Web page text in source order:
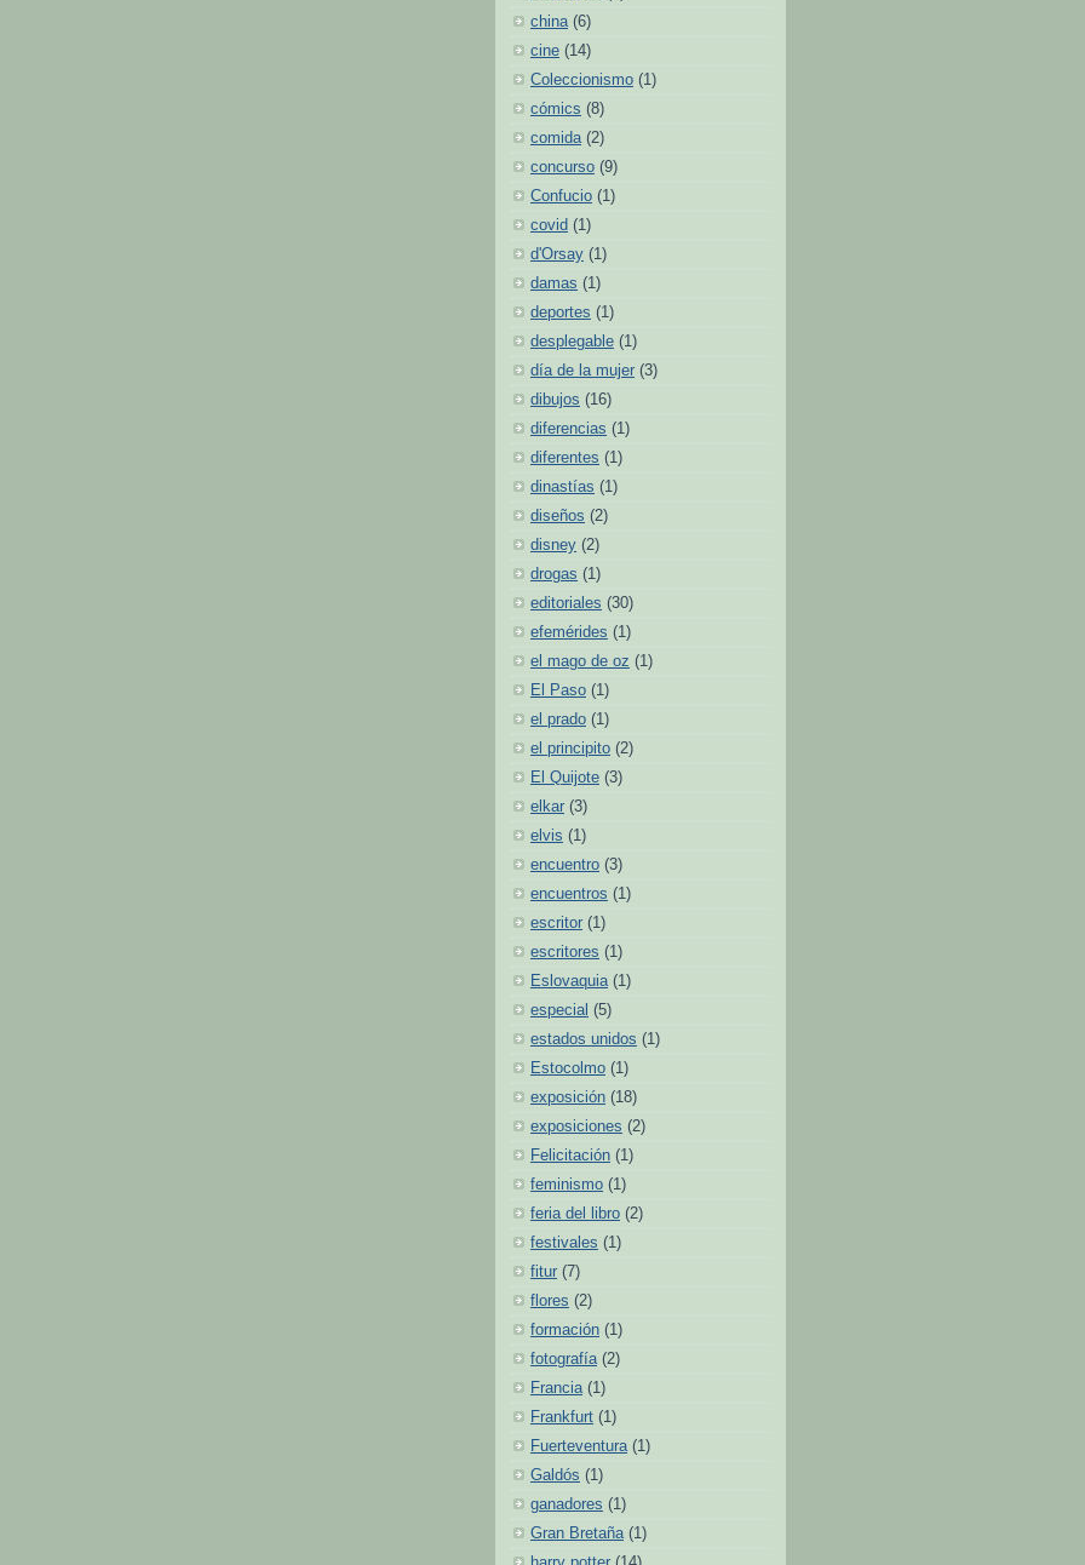
china (6)
cine (14)
Coleccionismo (1)
cómics (8)
comida (2)
concurso (9)
Confucio (1)
covid (1)
d'Orsay (1)
damas (1)
deportes (1)
desplegable (1)
día de la mujer (3)
dibujos (16)
diferencias (1)
diferentes (1)
dinastías (1)
diseños (2)
disney (2)
drogas (1)
editoriales (30)
efemérides (1)
el mago de oz (1)
El Paso (1)
el prado (1)
el principito (2)
El Quijote (3)
elkar (3)
elvis (1)
encuentro (3)
encuentros (1)
escritor (1)
escritores (1)
Eslovaquia (1)
especial (5)
estados unidos (1)
Estocolmo (1)
exposición (18)
exposiciones (2)
Felicitación (1)
feminismo (1)
feria del libro (2)
festivales (1)
fitur (7)
flores (2)
formación (1)
fotografía (2)
Francia (1)
Frankfurt (1)
Fuerteventura (1)
Galdós (1)
ganadores (1)
Gran Bretaña (1)